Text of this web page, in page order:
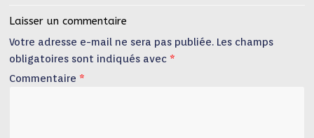
Laisser un commentaire
Votre adresse e-mail ne sera pas publiée. Les champs
obligatoires sont indiqués avec *
Commentaire *